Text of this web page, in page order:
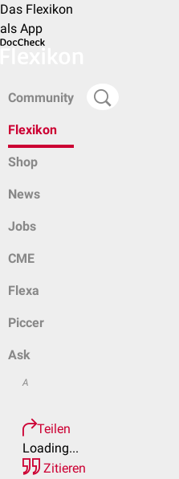
Das Flexikon
als App
Community
Flexikon
Shop
News
Jobs
CME
Flexa
Piccer
Ask
A
Teilen
Loading...
Zitieren